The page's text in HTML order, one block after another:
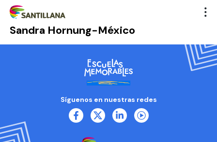
Sandra Hornung-México
Síguenos en nuestras redes